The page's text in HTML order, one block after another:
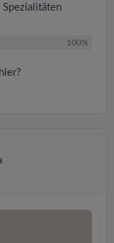
Spezialitäten
100%